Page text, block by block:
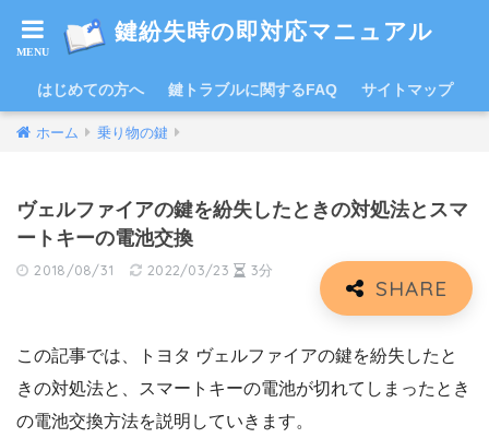
鍵紛失時の即対応マニュアル
はじめての方へ 鍵トラブルに関するFAQ サイトマップ
ホーム 乗り物の鍵
ヴェルファイアの鍵を紛失したときの対処法とスマ
ートキーの電池交換
2018/08/31 2022/03/23 3分
この記事では、トヨタ ヴェルファイアの鍵を紛失したと
きの対処法と、スマートキーの電池が切れてしまったとき
の電池交換方法を説明していきます。